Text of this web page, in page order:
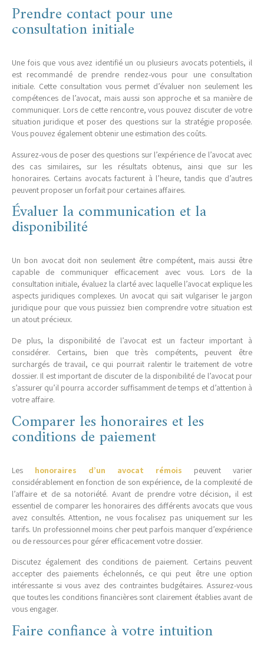
Prendre contact pour une
consultation initiale
Une fois que vous avez identifié un ou plusieurs avocats potentiels, il
est recommandé de prendre rendez-vous pour une consultation
initiale. Cette consultation vous permet d’évaluer non seulement les
compétences de l’avocat, mais aussi son approche et sa manière de
communiquer. Lors de cette rencontre, vous pouvez discuter de votre
situation juridique et poser des questions sur la stratégie proposée.
Vous pouvez également obtenir une estimation des coûts.
Assurez-vous de poser des questions sur l’expérience de l’avocat avec
des cas similaires, sur les résultats obtenus, ainsi que sur les
honoraires. Certains avocats facturent à l’heure, tandis que d’autres
peuvent proposer un forfait pour certaines affaires.
Évaluer la communication et la
disponibilité
Un bon avocat doit non seulement être compétent, mais aussi être
capable de communiquer efficacement avec vous. Lors de la
consultation initiale, évaluez la clarté avec laquelle l’avocat explique les
aspects juridiques complexes. Un avocat qui sait vulgariser le jargon
juridique pour que vous puissiez bien comprendre votre situation est
un atout précieux.
De plus, la disponibilité de l’avocat est un facteur important à
considérer. Certains, bien que très compétents, peuvent être
surchargés de travail, ce qui pourrait ralentir le traitement de votre
dossier. Il est important de discuter de la disponibilité de l’avocat pour
s’assurer qu’il pourra accorder suffisamment de temps et d’attention à
votre affaire.
Comparer les honoraires et les
conditions de paiement
Les honoraires d’un avocat rémois peuvent varier
considérablement en fonction de son expérience, de la complexité de
l’affaire et de sa notoriété. Avant de prendre votre décision, il est
essentiel de comparer les honoraires des différents avocats que vous
avez consultés. Attention, ne vous focalisez pas uniquement sur les
tarifs. Un professionnel moins cher peut parfois manquer d’expérience
ou de ressources pour gérer efficacement votre dossier.
Discutez également des conditions de paiement. Certains peuvent
accepter des paiements échelonnés, ce qui peut être une option
intéressante si vous avez des contraintes budgétaires. Assurez-vous
que toutes les conditions financières sont clairement établies avant de
vous engager.
Faire confiance à votre intuition